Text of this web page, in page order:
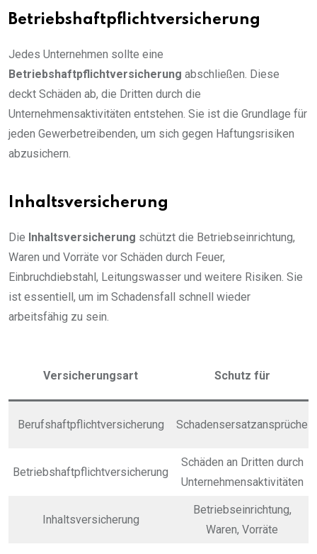
Betriebshaftpflichtversicherung
Jedes Unternehmen sollte eine
Betriebshaftpflichtversicherung abschließen. Diese
deckt Schäden ab, die Dritten durch die
Unternehmensaktivitäten entstehen. Sie ist die Grundlage für
jeden Gewerbetreibenden, um sich gegen Haftungsrisiken
abzusichern.
Inhaltsversicherung
Die Inhaltsversicherung schützt die Betriebseinrichtung,
Waren und Vorräte vor Schäden durch Feuer,
Einbruchdiebstahl, Leitungswasser und weitere Risiken. Sie
ist essentiell, um im Schadensfall schnell wieder
arbeitsfähig zu sein.
Versicherungsart Schutz für
Berufshaftpflichtversicherung Schadensersatzansprüche
Betriebshaftpflichtversicherung
Schäden an Dritten durch
Unternehmensaktivitäten
Inhaltsversicherung
Betriebseinrichtung,
Waren, Vorräte